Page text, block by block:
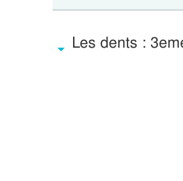
Les dents :